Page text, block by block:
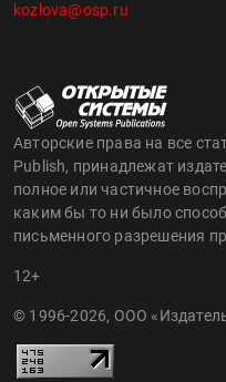
kozlova@osp.ru
Авторские права на все
Publish, принадлежат
полное или частичное
каким бы то ни было
письменного разрешения
12+
© 1996-2026, ООО